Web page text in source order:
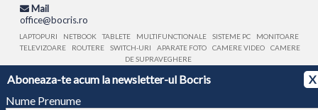
Aboneaza-te acum la newsletter-ul Bocris
X
Nume Prenume
Mail
office@bocris.ro
LAPTOPURI NETBOOK TABLETE MULTIFUNCTIONALE SISTEME PC
MONITOARE
TELEVIZOARE
ROUTERE SWITCH-URI APARATE FOTO CAMERE VIDEO
CAMERE
DE SUPRAVEGHERE